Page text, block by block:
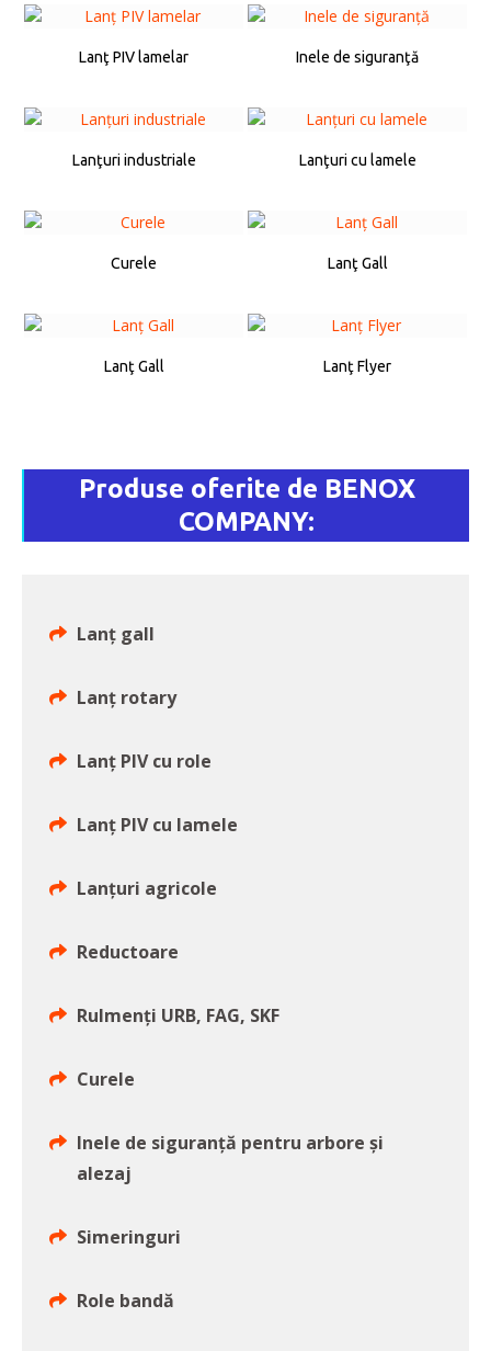
Lanţ PIV lamelar Inele de siguranţă
Lanţuri industriale Lanţuri cu lamele
Curele Lanţ Gall
Lanţ Gall Lanţ Flyer
Produse oferite de BENOX
COMPANY:
Lanț gall
Lanț rotary
Lanț PIV cu role
Lanț PIV cu lamele
Lanțuri agricole
Reductoare
Rulmenți URB, FAG, SKF
Curele
Inele de siguranță pentru arbore și
alezaj
Simeringuri
Role bandă